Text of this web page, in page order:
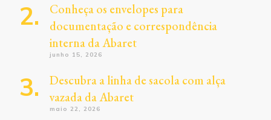
Conheça os envelopes para
documentação e correspondência
interna da Abaret
junho 15, 2026
Descubra a linha de sacola com alça
vazada da Abaret
maio 22, 2026